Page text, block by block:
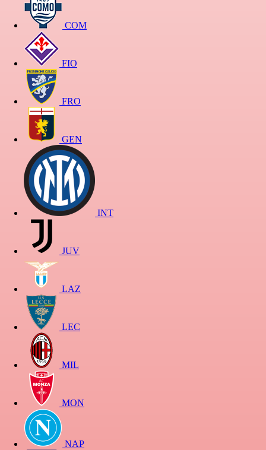
COM
FIO
FRO
GEN
INT
JUV
LAZ
LEC
MIL
MON
NAP